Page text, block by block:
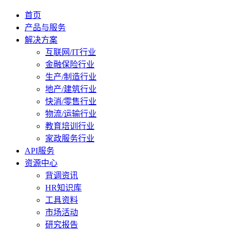
首页
产品与服务
解决方案
互联网/IT行业
金融保险行业
生产/制造行业
地产/建筑行业
快消/零售行业
物流/运输行业
教育培训行业
家政服务行业
API服务
资源中心
背调资讯
HR知识库
工具资料
市场活动
研究报告